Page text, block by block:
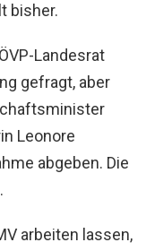
bisher.
Landesrat
gefragt, aber
Leonore
abgeben. Die
arbeiten lassen,